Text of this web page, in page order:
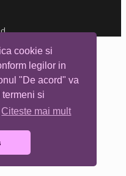
cookie si
legilor in
"De acord" va
si
Citeste mai mult